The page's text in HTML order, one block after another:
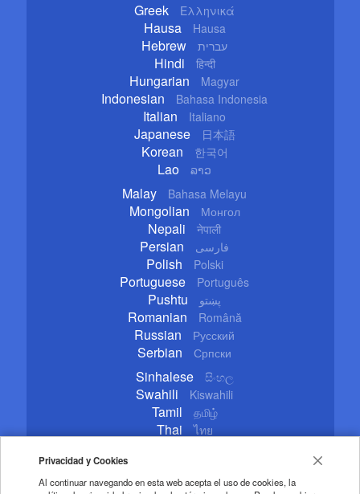
Privacidad y Cookies
Al continuar navegando en esta web acepta el uso de cookies, la
Greek Ελληνικά
Hausa Hausa
Hebrew עברית
Hindi हिन्दी
Hungarian Magyar
Indonesian Bahasa Indonesia
Italian Italiano
Japanese 日本語
Korean 한국어
Lao ລາວ
Malay Bahasa Melayu
Mongolian Монгол
Nepali नेपाली
Persian فارسی
Polish Polski
Portuguese Português
Pushtu پښتو
Romanian Română
Russian Русский
Serbian Српски
Sinhalese සිංහල
Swahili Kiswahili
Tamil தமிழ்
Thai ไทย
Ukrainian
Urdu اردو